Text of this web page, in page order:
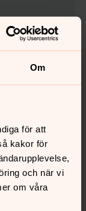
Om
för att
kakor för
och när vi
om våra